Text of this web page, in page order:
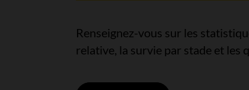
Renseignez-vous sur les
relative, la survie par stade et les